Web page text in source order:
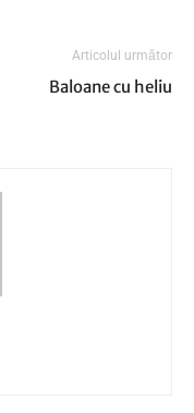
Articolul următor
Baloane cu heliu